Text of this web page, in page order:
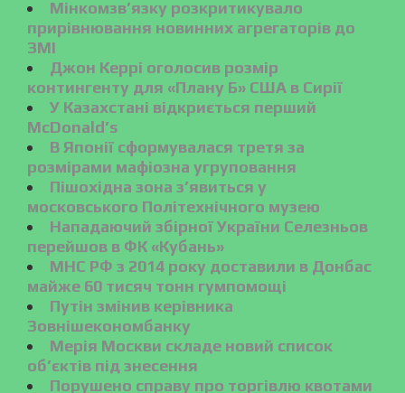
Мінкомзв’язку розкритикувало
прирівнювання новинних агрегаторів до
ЗМІ
Джон Керрі оголосив розмір
контингенту для «Плану Б» США в Сирії
У Казахстані відкриється перший
McDonald’s
В Японії сформувалася третя за
розмірами мафіозна угруповання
Пішохідна зона з’явиться у
московського Політехнічного музею
Нападаючий збірної України Селезньов
перейшов в ФК «Кубань»
МНС РФ з 2014 року доставили в Донбас
майже 60 тисяч тонн гумпомощі
Путін змінив керівника
Зовнішекономбанку
Мерія Москви складе новий список
об’єктів під знесення
Порушено справу про торгівлю квотами